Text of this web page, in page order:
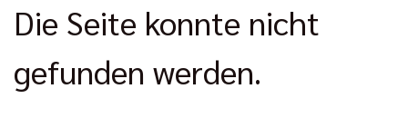
Die Seite konnte nicht
gefunden werden.